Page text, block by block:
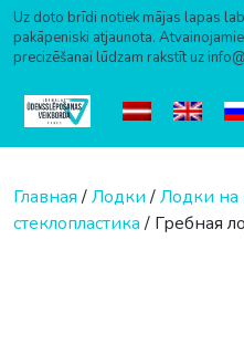
Uz doto brīdi notiek mājas lapas
pakāpeniski atjaunota.
precizēšanai lūdzam rakstīt uz
Главная/Лодки/Лодки на
стеклопластика/ Гребная